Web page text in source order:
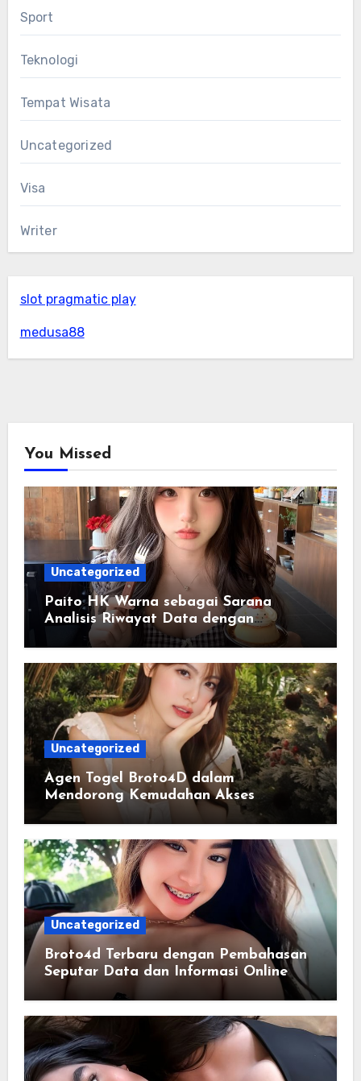
Sport
Teknologi
Tempat Wisata
Uncategorized
Visa
Writer
slot pragmatic play
medusa88
You Missed
Uncategorized
Paito HK Warna sebagai Sarana
Analisis Riwayat Data dengan
Tampilan yang Lebih Informatif
Uncategorized
Agen Togel Broto4D dalam
Mendorong Kemudahan Akses
Informasi Digital bagi Pengguna
Uncategorized
Broto4d Terbaru dengan Pembahasan
Seputar Data dan Informasi Online